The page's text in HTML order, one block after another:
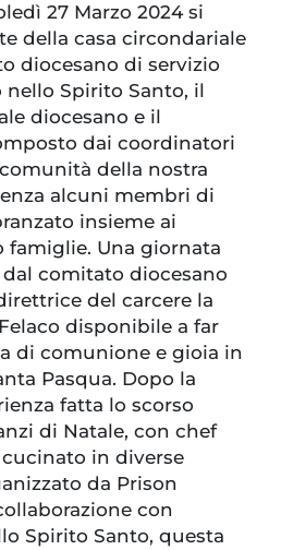
27 Marzo 2024 si
della casa circondariale
diocesano di servizio
Spirito Santo, il
diocesano e il
dai coordinatori
della nostra
alcuni membri di
insieme ai
famiglie. Una giornata
comitato diocesano
del carcere la
disponibile a far
di comunione e gioia in
Pasqua. Dopo la
fatta lo scorso
di Natale, con chef
in diverse
da Prison
con
Spirito Santo, questa